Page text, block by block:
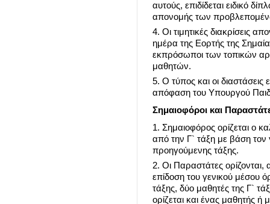
αυτούς, επιδίδεται ειδικό
απονομής των
4. Οι τιμητικές διακρίσεις
ημέρα της Εορτής της
εκπρόσωποι των τοπικών
μαθητών.
5. Ο τύπος και οι διαστάσεις
απόφαση του Υπουργού
Σημαιοφόροι και
1. Σημαιοφόρος ορίζεται ο
από την Γ` τάξη με βάση τον
προηγούμενης τάξης.
2. Οι Παραστάτες
επίδοση του γενικού μέσου
τάξης, δύο μαθητές της Γ`
ορίζεται και ένας μαθητής